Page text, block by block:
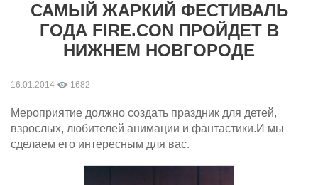
САМЫЙ ЖАРКИЙ ФЕСТИВАЛЬ
ГОДА FIRE.CON ПРОЙДЕТ В
НИЖНЕМ НОВГОРОДЕ
16.01.2014 1682
Мероприятие должно создать праздник для детей,
взрослых, любителей анимации и фантастики.И мы
сделаем его интересным для вас.